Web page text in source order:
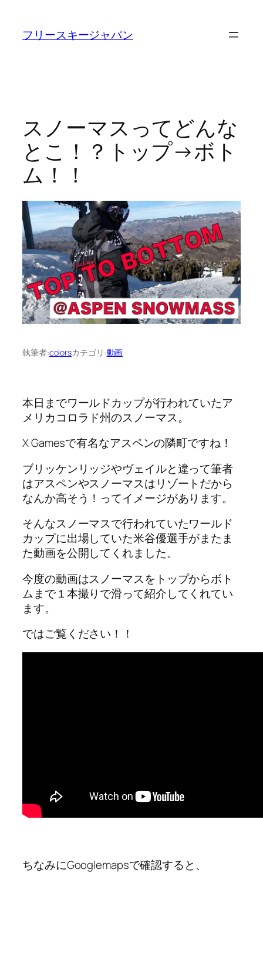
フリースキージャパン
スノーマスってどんな
とこ！？トップ→ボト
ム！！
執筆者:colorsカテゴリ:動画
本日までワールドカップが行われていたア
メリカコロラド州のスノーマス。
X Gamesで有名なアスペンの隣町ですね！
ブリッケンリッジやヴェイルと違って筆者
はアスペンやスノーマスはリゾートだから
なんか高そう！ってイメージがあります。
そんなスノーマスで行われていたワールド
カップに出場していた米谷優選手がまたま
た動画を公開してくれました。
今度の動画はスノーマスをトップからボト
ムまで１本撮りで滑って紹介してくれてい
ます。
ではご覧ください！！
ちなみにGooglemapsで確認すると、